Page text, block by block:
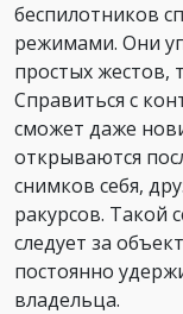
беспилотников
режимами. Они
простых жестов,
Справиться с
сможет даже
открываются
снимков себя,
ракурсов. Такой
следует за
постоянно
владельца.